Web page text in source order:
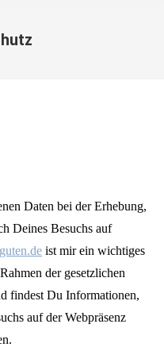
Daten bei der Erhebung,
Deines Besuchs auf
ist mir ein wichtiges
der gesetzlichen
findest Du Informationen,
auf der Webpräsenz